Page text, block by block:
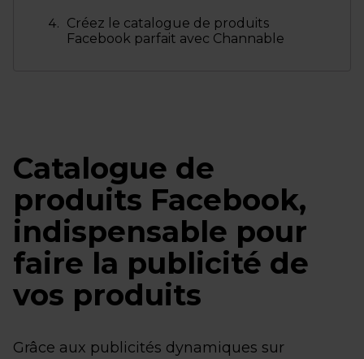
Créez le catalogue de produits
Facebook parfait avec Channable
Catalogue de
produits Facebook,
indispensable pour
faire la publicité de
vos produits
Grâce aux publicités dynamiques sur